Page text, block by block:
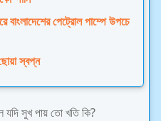
বাংলাদেশের পেট্রোল পাম্পে উপচে
স্বপ্ন
যদি সুখ পায় তো খতি কি?